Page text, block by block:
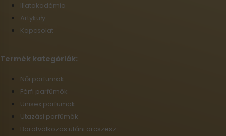
Illatakadémia
Artykuły
Kapcsolat
Termék kategóriák:
Női parfümök
Férfi parfümök
Unisex parfümök
Utazási parfümök
Borotválkozás utáni arcszesz